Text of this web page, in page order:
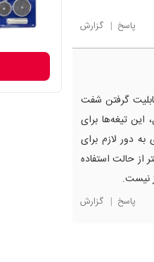
پاسخ | گزارش
گرفتن شفت
این تیغه‌ها برای
دور لازم برای
از حالت استفاده
نیست.
پاسخ | گزارش